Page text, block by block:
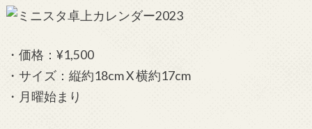
・価格：¥1,500
・サイズ：縦約18cm X 横約17cm
・月曜始まり